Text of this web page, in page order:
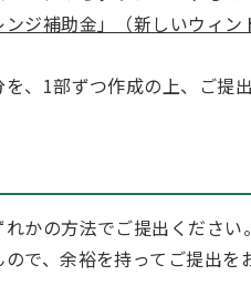
ジ補助金」（新しいウィン
、1部ずつ作成の上、ご提出
かの方法でご提出ください。
で、余裕を持ってご提出を